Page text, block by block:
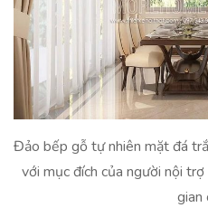
Đảo bếp gỗ tự nhiên mặt đá
với mục đích của người nội
gian